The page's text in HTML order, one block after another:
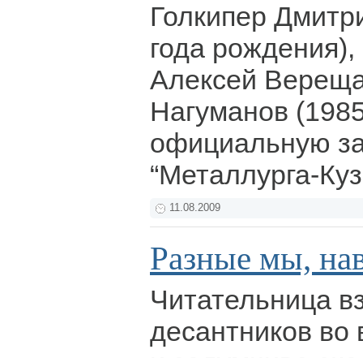
Голкипер
года
Алексей
Нагуманов
официальную
“Металлурга-
11.08.2009
Разные мы,
Читательница
десантников во